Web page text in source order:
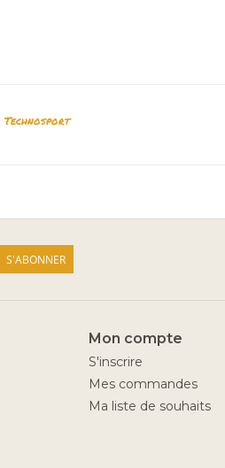
Technosport
S'ABONNER
Mon compte
S'inscrire
Mes commandes
Ma liste de souhaits